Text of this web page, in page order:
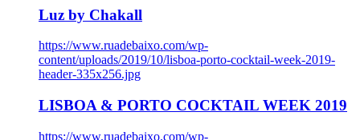
Luz by Chakall
https://www.ruadebaixo.com/wp-
content/uploads/2019/10/lisboa-porto-cocktail-week-2019-
header-335x256.jpg
LISBOA & PORTO COCKTAIL WEEK 2019
https://www.ruadebaixo.com/wp-